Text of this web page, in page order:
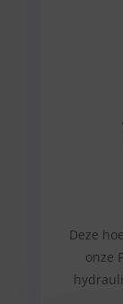
Deze
onze